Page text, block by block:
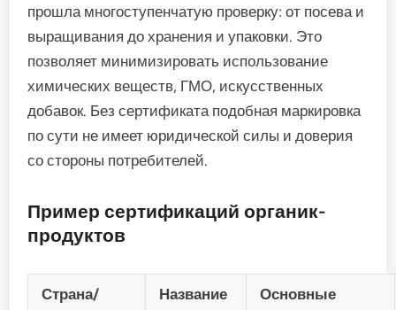
прошла многоступенчатую проверку: от посева и
выращивания до хранения и упаковки. Это
позволяет минимизировать использование
химических веществ, ГМО, искусственных
добавок. Без сертификата подобная маркировка
по сути не имеет юридической силы и доверия
со стороны потребителей.
Пример сертификаций органик-
продуктов
Страна/ Название Основные